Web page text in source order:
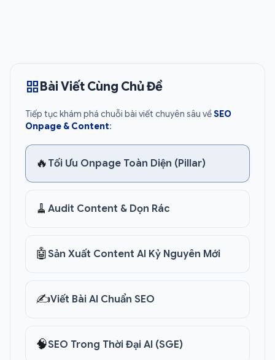
grid_viewBài Viết Cùng Chủ Đề
Tiếp tục khám phá chuỗi bài viết chuyên sâu vềSEO
Onpage & Content:
🔥 Tối Ưu Onpage Toàn Diện (Pillar)
🧹 Audit Content & Dọn Rác
🤖Sản Xuất Content AI Kỷ Nguyên Mới
✍️Viết Bài AI Chuẩn SEO
🧠SEO Trong Thời Đại AI (SGE)